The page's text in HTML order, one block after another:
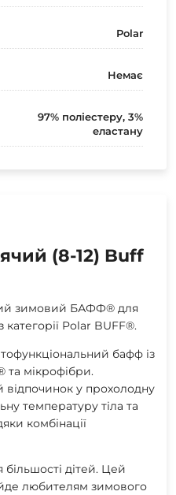
Polar
Немає
97% поліестеру, 3%
еластану
(8-12) Buff
зимовий БАФФ® для
категорії Polar BUFF®.
бафф із
та мікрофібри.
у прохолодну
температуру тіла та
комбінації
дітей. Цей
любителям зимового